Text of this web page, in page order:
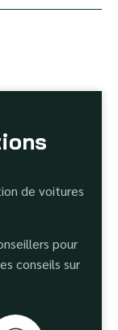
de voitures
pour
conseils sur